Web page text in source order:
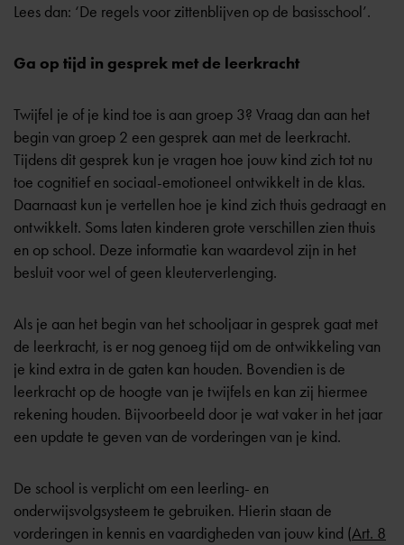
Lees dan: ‘De regels voor zittenblijven op de basisschool’.
Ga op tijd in gesprek met de leerkracht
Twijfel je of je kind toe is aan groep 3? Vraag dan aan het
begin van groep 2 een gesprek aan met de leerkracht.
Tijdens dit gesprek kun je vragen hoe jouw kind zich tot nu
toe cognitief en sociaal-emotioneel ontwikkelt in de klas.
Daarnaast kun je vertellen hoe je kind zich thuis gedraagt en
ontwikkelt. Soms laten kinderen grote verschillen zien thuis
en op school. Deze informatie kan waardevol zijn in het
besluit voor wel of geen kleuterverlenging.
Als je aan het begin van het schooljaar in gesprek gaat met
de leerkracht, is er nog genoeg tijd om de ontwikkeling van
je kind extra in de gaten kan houden. Bovendien is de
leerkracht op de hoogte van je twijfels en kan zij hiermee
rekening houden. Bijvoorbeeld door je wat vaker in het jaar
een update te geven van de vorderingen van je kind.
De school is verplicht om een leerling- en
onderwijsvolgsysteem te gebruiken. Hierin staan de
vorderingen in kennis en vaardigheden van jouw kind (Art. 8